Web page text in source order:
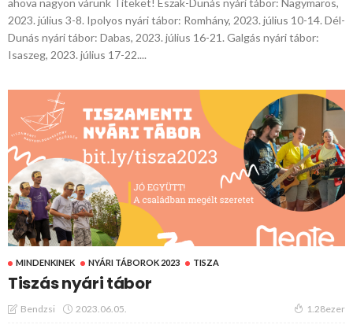
2023. július 3-8. Ipolyos nyári tábor: Romhány, 2023. július 10-14. Dél-
Dunás nyári tábor: Dabas, 2023. július 16-21. Galgás nyári tábor:
Isaszeg, 2023. július 17-22....
MINDENKINEK NYÁRI TÁBOROK 2023 TISZA
Tiszás nyári tábor
Bendzsi 2023.06.05. 1.28ezer